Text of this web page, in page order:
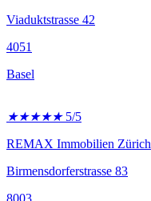
Viaduktstrasse 42
4051
Basel
★★★★★ 5/5
REMAX Immobilien Zürich
Birmensdorferstrasse 83
8003